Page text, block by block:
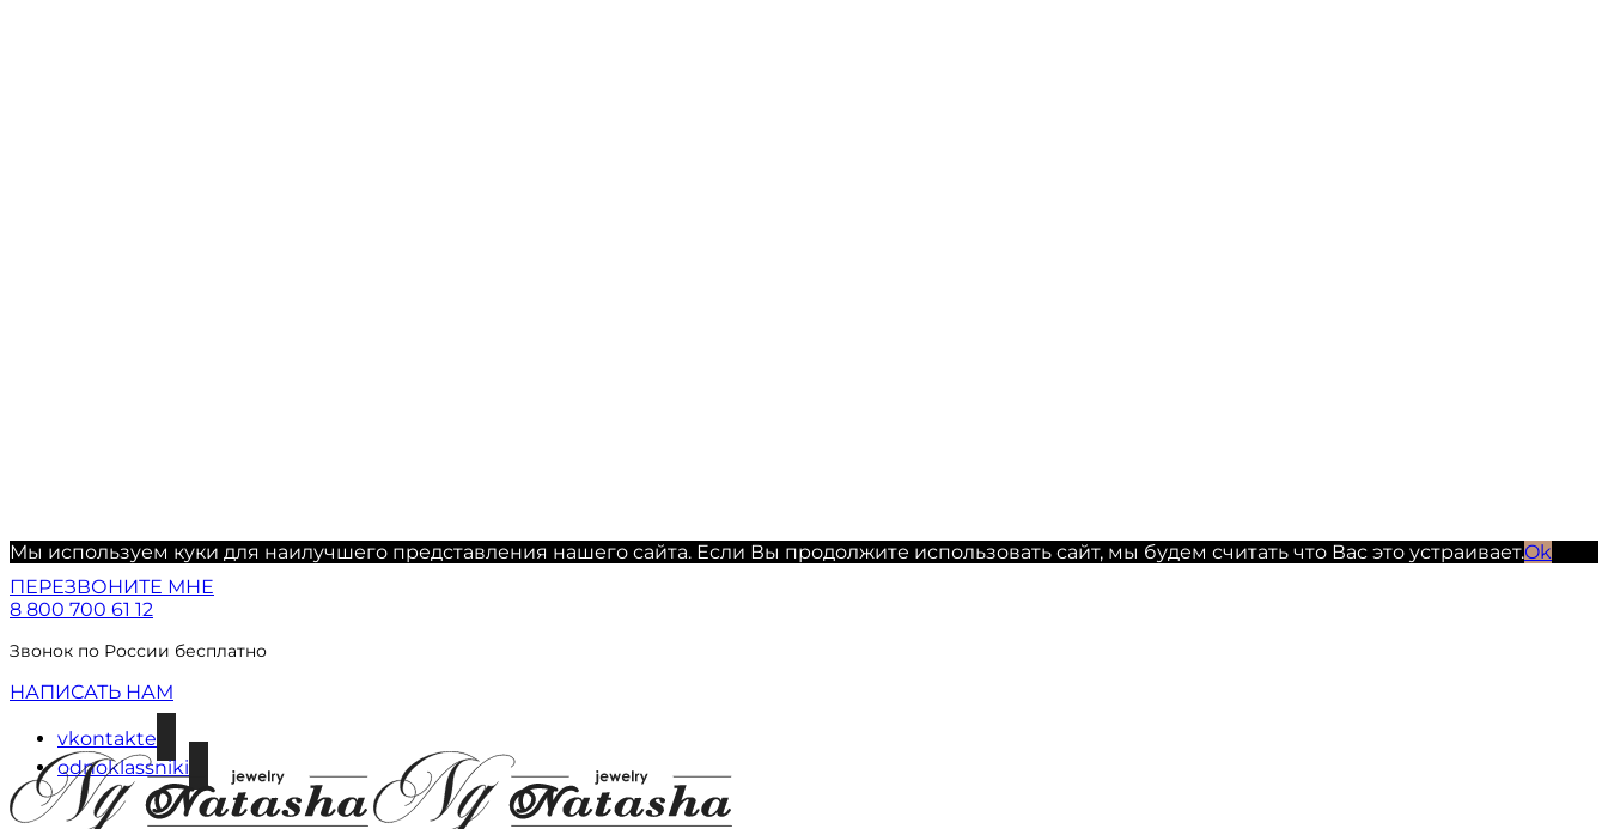
Мы используем куки для наилучшего представления нашего сайта. Если Вы продолжите использовать сайт, мы будем считать что Вас это устраивает.Ok
ПЕРЕЗВОНИТЕ МНЕ
8 800 700 61 12
Звонок по России бесплатно
НАПИСАТЬ НАМ
vkontakte
odnoklassniki